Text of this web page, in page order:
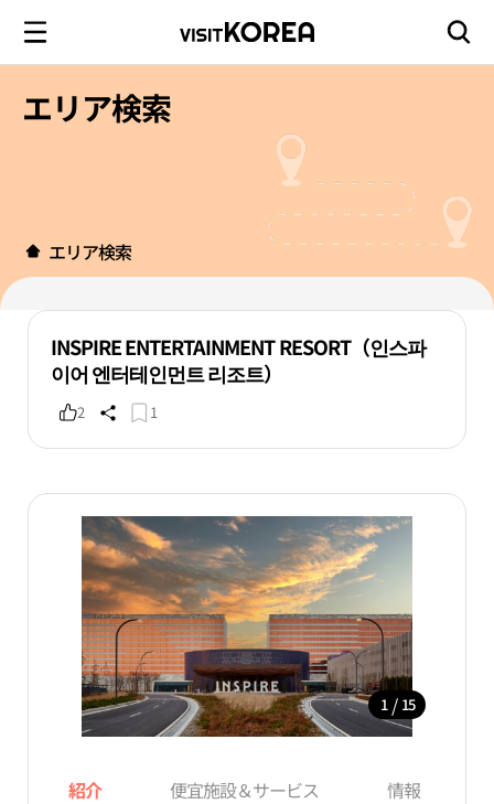
エリア検索
エリア検索
INSPIRE ENTERTAINMENT RESORT（인스파
이어 엔터테인먼트 리조트）
2 1
1 / 15
紹介 便宜施設＆サービス 情報